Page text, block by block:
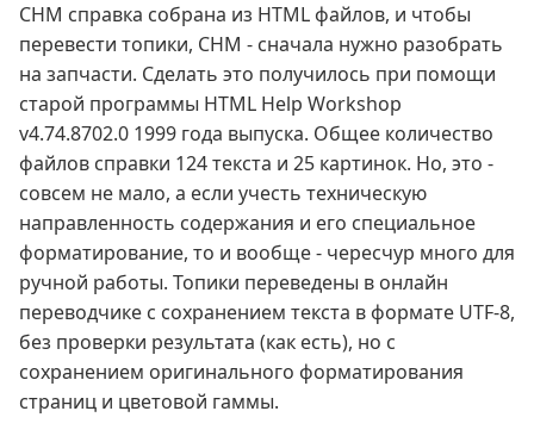
CHM справка собрана из HTML файлов, и чтобы
перевести топики, CHM - сначала нужно разобрать
на запчасти. Сделать это получилось при помощи
старой программы HTML Help Workshop
v4.74.8702.0 1999 года выпуска. Общее количество
файлов справки 124 текста и 25 картинок. Но, это -
совсем не мало, а если учесть техническую
направленность содержания и его специальное
форматирование, то и вообще - чересчур много для
ручной работы. Топики переведены в онлайн
переводчике с сохранением текста в формате UTF-8,
без проверки результата (как есть), но с
сохранением оригинального форматирования
страниц и цветовой гаммы.